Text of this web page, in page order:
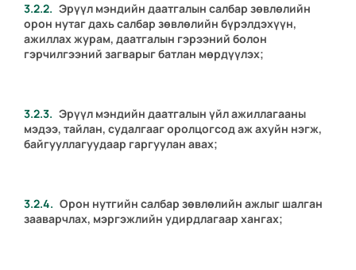
Эрүүл мэндийн даатгалын салбар зөвлөлийн
орон нутаг дахь салбар зөвлөлийн бүрэлдэхүүн,
ажиллах журам, даатгалын гэрээний болон
гэрчилгээний загварыг батлан мөрдүүлэх;
Эрүүл мэндийн даатгалын үйл ажиллагааны
мэдээ, тайлан, судалгааг оролцогсод аж ахуйн нэгж,
байгууллагуудаар гаргуулан авах;
Орон нутгийн салбар зөвлөлийн ажлыг шалган
зааварчлах, мэргэжлийн удирдлагаар хангах;